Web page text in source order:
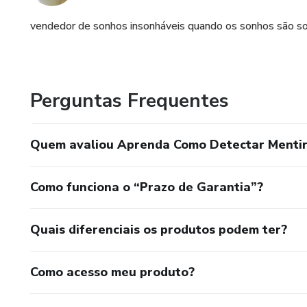
vendedor de sonhos insonháveis quando os sonhos são
Perguntas Frequentes
Quem avaliou Aprenda Como Detectar
Como funciona o “Prazo de Garantia”?
Quais diferenciais os produtos podem ter?
Como acesso meu produto?